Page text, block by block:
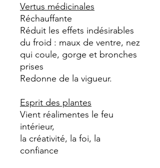
Vertus médicinales
Réchauffante
Réduit les effets indésirables
du froid : maux de ventre, nez
qui coule, gorge et bronches
prises
Redonne de la vigueur.
Esprit des plantes
Vient réalimentes le feu
intérieur,
la créativité, la foi, la
confiance